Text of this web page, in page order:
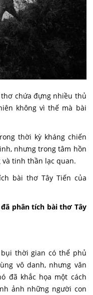
thơ chứa đựng nhiều thủ
không vì thế mà bài
thời kỳ kháng chiến
nhưng trong tâm hồn
tinh thần lạc quan.
bài thơ Tây Tiến của
đã phân tích bài thơ Tây
thời gian có thể phủ
vô danh, nhưng văn
đã khắc họa một cách
ảnh những người con